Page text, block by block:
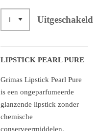
Uitgeschakeld
LIPSTICK PEARL PURE
Grimas Lipstick Pearl Pure
is een ongeparfumeerde
glanzende lipstick zonder
chemische
conserveermiddelen.